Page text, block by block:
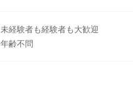
未経験者も経験者も大歓迎
年齢不問